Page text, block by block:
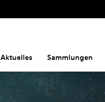
Aktuelles Sammlungen